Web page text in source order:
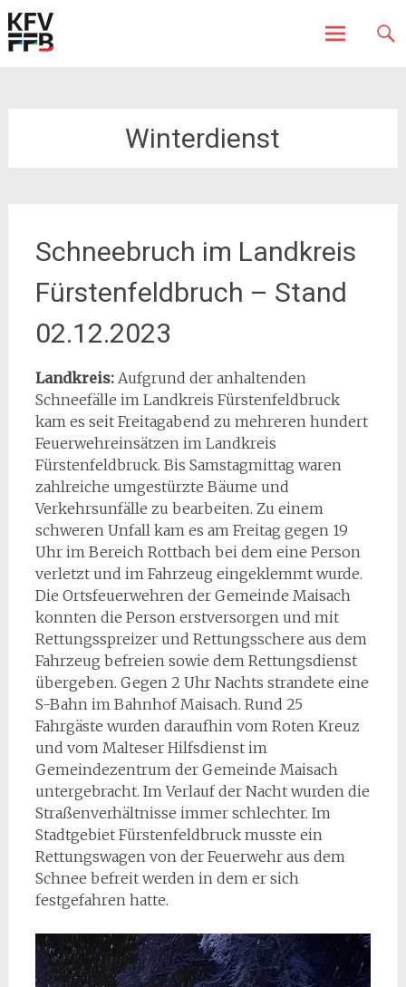
Winterdienst
Schneebruch im Landkreis
Fürstenfeldbruch – Stand
02.12.2023
Landkreis:Aufgrund der anhaltenden
Schneefälle im Landkreis Fürstenfeldbruck
kam es seit Freitagabend zu mehreren hundert
Feuerwehreinsätzen im Landkreis
Fürstenfeldbruck. Bis Samstagmittag waren
zahlreiche umgestürzte Bäume und
Verkehrsunfälle zu bearbeiten. Zu einem
schweren Unfall kam es am Freitag gegen 19
Uhr im Bereich Rottbach bei dem eine Person
verletzt und im Fahrzeug eingeklemmt wurde.
Die Ortsfeuerwehren der Gemeinde Maisach
konnten die Person erstversorgen und mit
Rettungsspreizer und Rettungsschere aus dem
Fahrzeug befreien sowie dem Rettungsdienst
übergeben. Gegen 2 Uhr Nachts strandete eine
S-Bahn im Bahnhof Maisach. Rund 25
Fahrgäste wurden daraufhin vom Roten Kreuz
und vom Malteser Hilfsdienst im
Gemeindezentrum der Gemeinde Maisach
untergebracht. Im Verlauf der Nacht wurden die
Straßenverhältnisse immer schlechter. Im
Stadtgebiet Fürstenfeldbruck musste ein
Rettungswagen von der Feuerwehr aus dem
Schnee befreit werden in dem er sich
festgefahren hatte.